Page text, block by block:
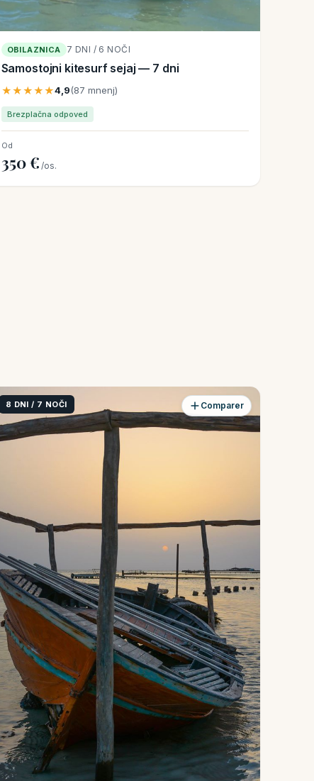
OBILAZNICA 7 DNI / 6 NOČI
Samostojni kitesurf sejaj — 7 dni
★★★★★4,9(87 mnenj)
Brezplačna odpoved
Od
350 € /os.
8 DNI / 7 NOČI Comparer